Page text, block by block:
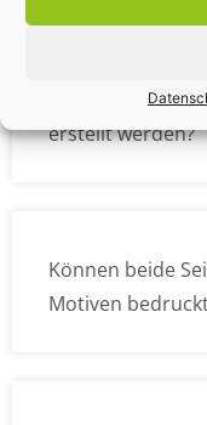
Wie müssen die
erstellt werden?
Können beide
Motiven